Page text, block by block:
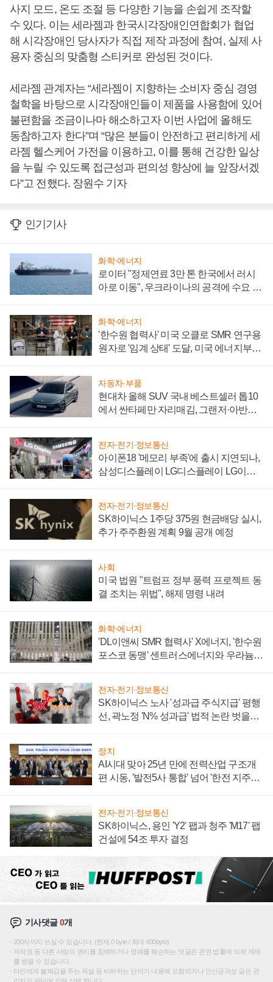
사지 모드, 온도 조절 등 다양한 기능을 손쉽게 조작할
수 있다. 이는 세라젬과 한국시각장애인연합회가 협업
해 시각장애인 당사자가 직접 제작 과정에 참여, 실제 사
용자 중심의 맞춤형 스티커로 완성된 것이다.
세라젬 관계자는 “세라젬이 지향하는 소비자 중심 경영
철학을 바탕으로 시각장애인들이 제품을 사용함에 있어
불편함을 조금이나마 해소하고자 이번 사업에 올해도
동참하고자 한다”며 “많은 분들이 안전하고 편리하게 세
라젬 헬스케어 가전을 이용하고, 이를 통해 건강한 일상
을 누릴 수 있도록 접근성과 편의성 향상에 늘 앞장서겠
다”고 전했다. 장원수 기자
인기기사
화학·에너지
로이터 "정제연료 3만 톤 한국에서 러시
아로 이동", 우크라이나의 공격에 수요 늘
화학·에너지
'한수원 협력사' 미국 오클로 SMR 연구용
원자로 '임계 상태' 도달, 미국 에너지부
자동차·부품
현대차 올해 SUV 국내 베스트셀러 톱10
에서 싼타페만 자리매김, 그랜저·아반떼
전자·전기·정보통신
아이폰18 '메모리 부족'에 출시 지연되나,
삼성디스플레이 LG디스플레이 LG이노
전자·전기·정보통신
SK하이닉스 1주당 375원 현금배당 실시,
추가 주주환원 계획 9월 공개 예정
사회
미국 법원 "트럼프 정부 풍력 프로젝트 동
결 조치는 위법", 해제 명령 내려
화학·에너지
'DL이앤씨 SMR 협력사' X에너지, '한수원
포스코 동맹' 센트러스에너지와 우라늄
전자·전기·정보통신
SK하이닉스 노사 '성과급 주식지급' 평행
선, 곽노정 'N% 성과급' 법적 논란 벗을지
정치
AI시대 맞아 25년 만에 전력산업 구조개
편 시동, '발전5사 통합' 넘어 '한전 지주사'
전자·전기·정보통신
SK하이닉스, 용인 'Y2' 팹과 청주 'M17' 팹
건설에 54조 투자 결정
기사댓글0개
200자까지 쓰실 수 있습니다. (현재 0 byte / 최대 400byte)
저작권 등 다른 사람의 권리를 침해하거나 명예를 훼손하는 댓글은 관련 법률에 의해 제재
를 받을 수 있습니다.
타인에게 불쾌감을 주는 욕설 등 비하하는 단어가 내용에 포함되거나 인신공격성 글은 관